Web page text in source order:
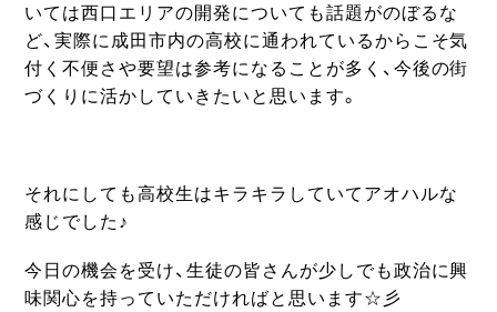
いては西口エリアの開発についても話題がのぼるな
ど、実際に成田市内の高校に通われているからこそ気
付く不便さや要望は参考になることが多く、今後の街
づくりに活かしていきたいと思います。
それにしても高校生はキラキラしていてアオハルな
感じでした♪
今日の機会を受け、生徒の皆さんが少しでも政治に興
味関心を持っていただければと思います☆彡